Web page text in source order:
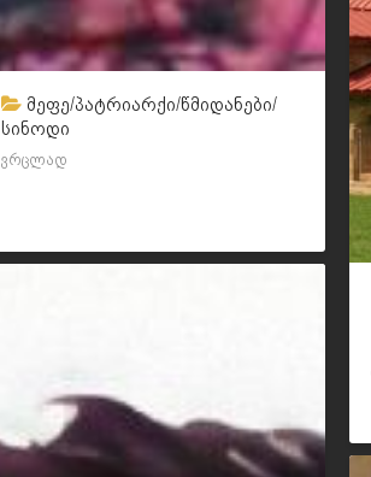
მეფე/პატრიარქი/წმიდანები/
სინოდი
ვრცლად